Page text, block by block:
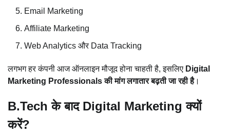
Email Marketing
Affiliate Marketing
Web Analytics और Data Tracking
लगभग हर कंपनी आज ऑनलाइन मौजूद होना चाहती है, इसलिए Digital
Marketing Professionals की मांग लगातार बढ़ती जा रही है।
B.Tech के बाद Digital Marketing क्यों
करें?